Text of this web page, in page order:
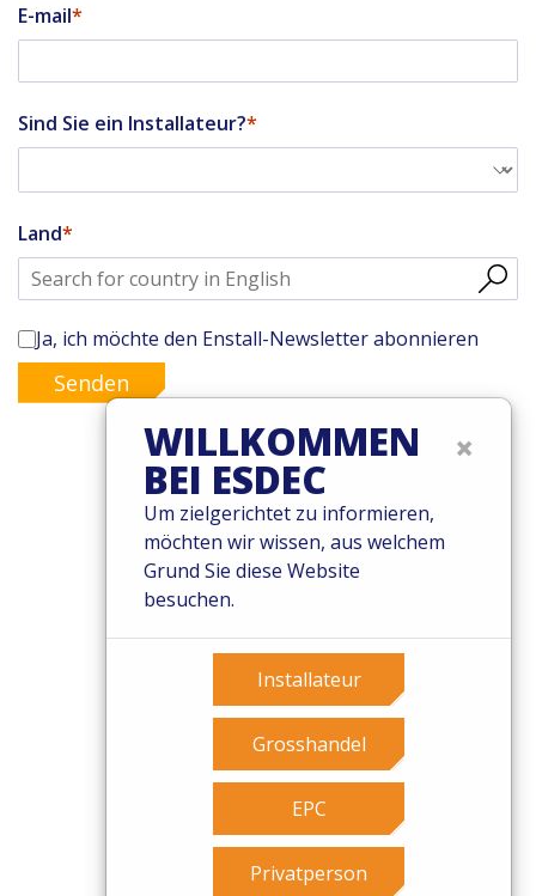
E-mail
Sind Sie ein Installateur?
Land
Ja, ich möchte den Enstall-Newsletter abonnieren
Senden
© 2026 Esdec. Alle Rechte vorbehalten
Patente
Geschäftsbedingungen
Garantiebedingungen
Governance
Cookies
×
WILLKOMMEN
BEI ESDEC
Um zielgerichtet zu informieren,
möchten wir wissen, aus welchem
Grund Sie diese Website
besuchen.
Installateur
Grosshandel
EPC
Privatperson